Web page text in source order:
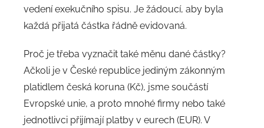
vedení exekučního spisu. Je žádoucí, aby byla
každá přijatá částka řádně evidovaná.
Proč je třeba vyznačit také měnu dané částky?
Ačkoli je v České republice jediným zákonným
platidlem česká koruna (Kč), jsme součástí
Evropské unie, a proto mnohé firmy nebo také
jednotlivci přijímají platby v eurech (EUR). V